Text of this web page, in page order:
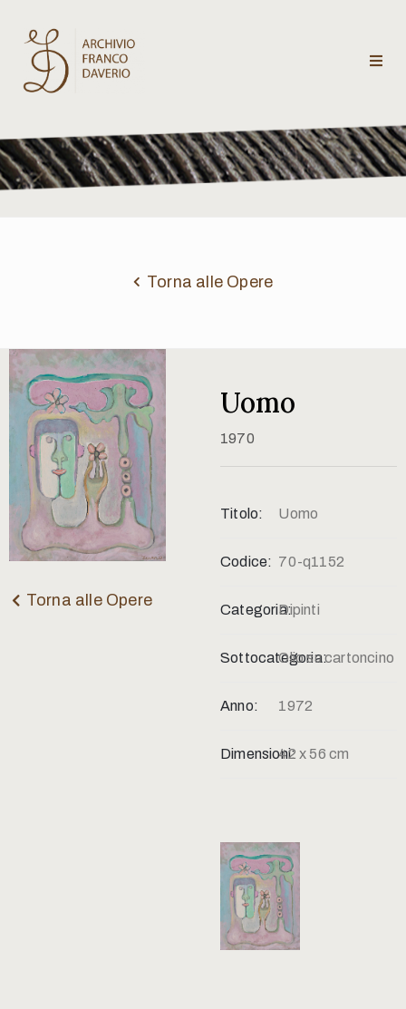
Archivio
Franco
Daverio
critici
Contatti
Torna alle Opere
Torna alle Opere
Uomo
1970
Titolo: Uomo
Codice: 70-q1152
Categoria:Dipinti
Sottocategoria:Olio su cartoncino
Anno: 1972
Dimensioni:42 x 56 cm